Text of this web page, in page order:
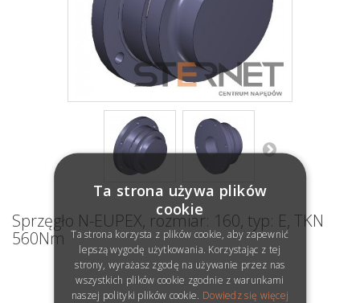
Sprzęgło N-EUPEX, rozmiar: 160, typ: E, TKN
560Nm
Ta strona używa plików
cookie
Ta strona korzysta z plików cookie, aby zapewnić
lepszą wygodę użytkowania. Korzystając z tej
strony, wyrażasz zgodę na używanie przez nas
wszystkich plików cookie zgodnie z warunkami
naszej polityki plików cookie. Dowiedz się więcej